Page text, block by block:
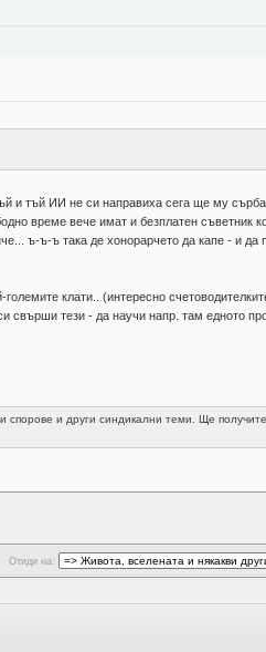
и тъй ИИ не си направиха сега ще му
време вече имат и безплатен съветник
ъ-ъ-ъ така де хонорарчето да капе - и
клати.. (интересно
свърши тези - да научи напр. там едното
и други синдикални теми. Ще
Отиди на: